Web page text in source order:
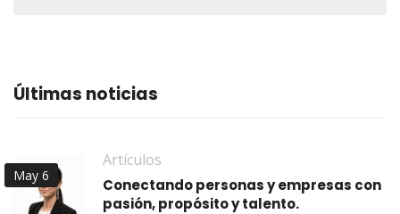
Últimas noticias
May 6
Artículos
Conectando personas y empresas con
pasión, propósito y talento.